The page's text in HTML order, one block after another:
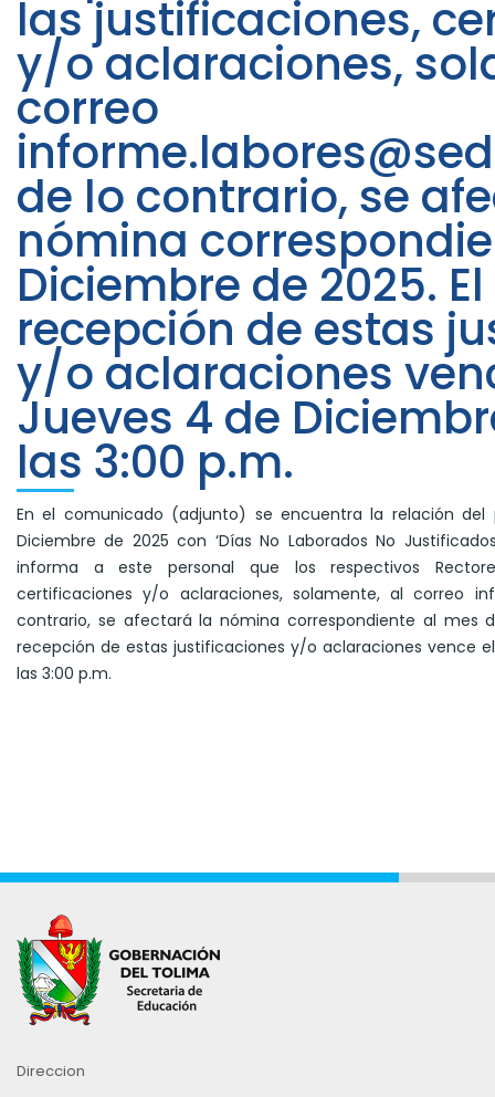
las justificaciones,
y/o aclaraciones,
correo
de lo contrario, se
nómina
Diciembre de 2025.
recepción de estas
y/o aclaraciones
Jueves 4 de
las 3:00 p.m.
En el comunicado (adjunto) se encuentra la relación
Diciembre de 2025 con ‘Días No Laborados No
informa a este personal que los respectivos
certificaciones y/o aclaraciones, solamente, al correo
contrario, se afectará la nómina correspondiente al mes
recepción de estas justificaciones y/o aclaraciones vence
las 3:00 p.m.
Direccion